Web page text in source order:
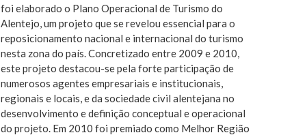
foi elaborado o Plano Operacional de Turismo do
Alentejo, um projeto que se revelou essencial para o
reposicionamento nacional e internacional do turismo
nesta zona do país. Concretizado entre 2009 e 2010,
este projeto destacou-se pela forte participação de
numerosos agentes empresariais e institucionais,
regionais e locais, e da sociedade civil alentejana no
desenvolvimento e definição conceptual e operacional
do projeto. Em 2010 foi premiado como Melhor Região